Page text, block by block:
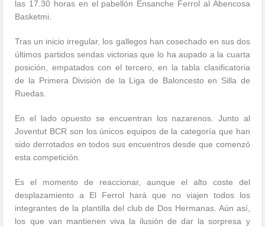
las 17.30 horas en el pabellón Ensanche Ferrol al Abencosa
Basketmi.
Tras un inicio irregular, los gallegos han cosechado en sus dos
últimos partidos sendas victorias que lo ha aupado a la cuarta
posición, empatados con el tercero, en la tabla clasificatoria
de la Primera División de la Liga de Baloncesto en Silla de
Ruedas.
En el lado opuesto se encuentran los nazarenos. Junto al
Joventut BCR son los únicos equipos de la categoría que han
sido derrotados en todos sus encuentros desde que comenzó
esta competición.
Es el momento de reaccionar, aunque el alto coste del
desplazamiento a El Ferrol hará que no viajen todos los
integrantes de la plantilla del club de Dos Hermanas. Aún así,
los que van mantienen viva la ilusión de dar la sorpresa y